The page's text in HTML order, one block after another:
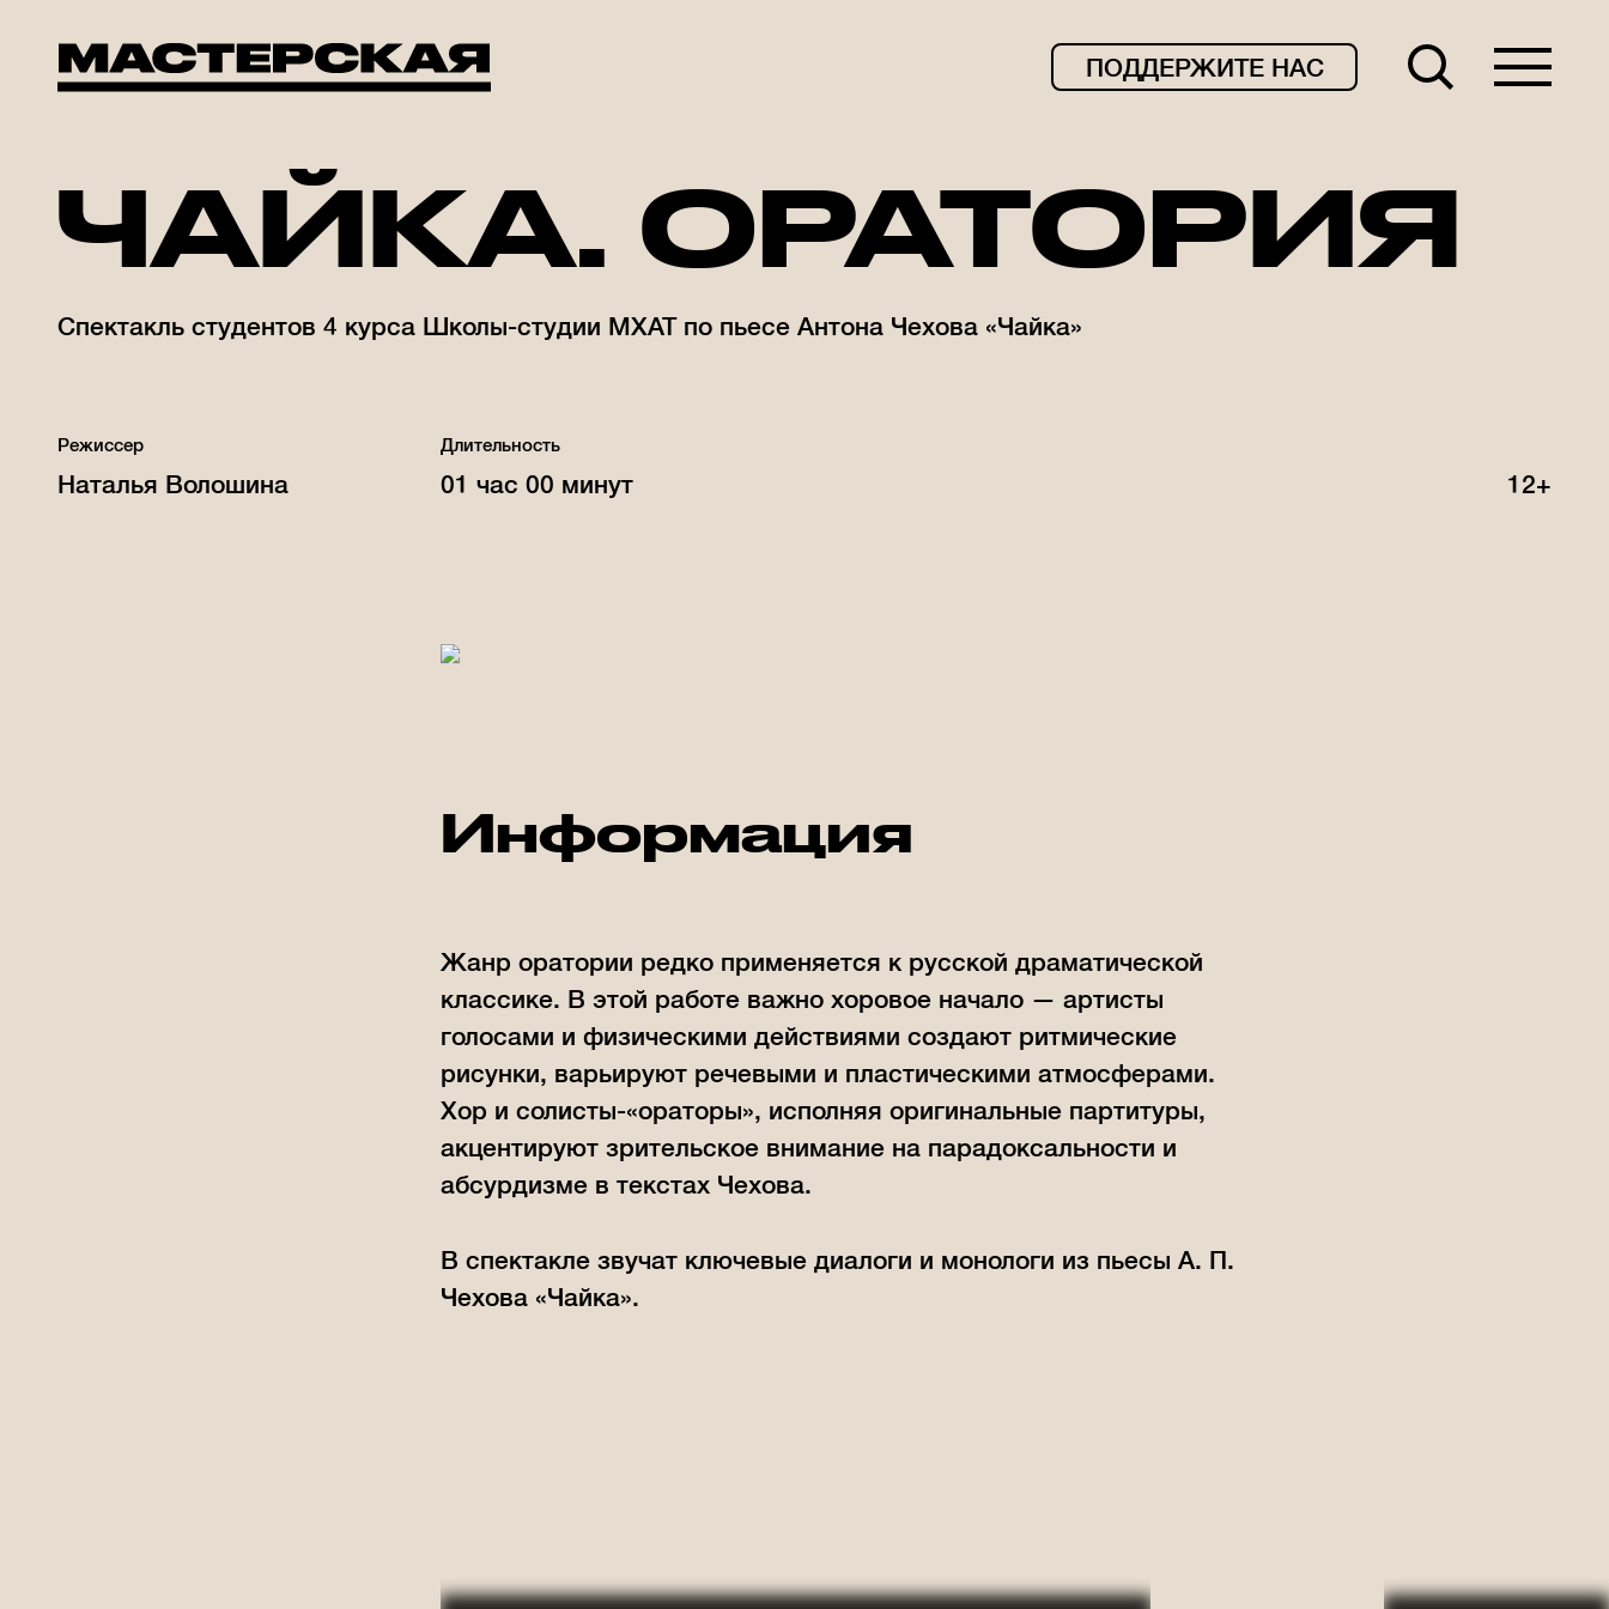
Мастерская Брусникина ПОДДЕРЖИТЕ НАС
ЧАЙКА. ОРАТОРИЯ
Спектакль студентов 4 курса Школы-студии МХАТ по пьесе Антона Чехова «Чайка»
Режиссер
Наталья Волошина
Длительность
01 час 00 минут
Информация
Жанр оратории редко применяется к русской драматической
классике. В этой работе важно хоровое начало — артисты
голосами и физическими действиями создают ритмические
рисунки, варьируют речевыми и пластическими атмосферами.
Хор и солисты-«ораторы», исполняя оригинальные партитуры,
акцентируют зрительское внимание на парадоксальности и
абсурдизме в текстах Чехова.
В спектакле звучат ключевые диалоги и монологи из пьесы А. П.
Чехова «Чайка».